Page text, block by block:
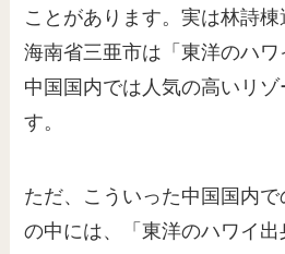
ことがあります。実は林詩
海南省三亜市は「東洋のハ
中国国内では人気の高いリ
す。
ただ、こういった中国国内
の中には、「東洋のハワイ